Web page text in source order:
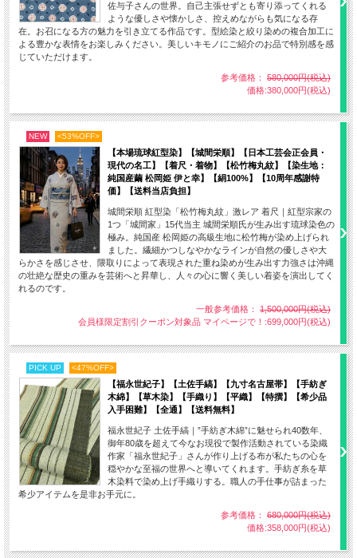
佐与子さんの世界。自己主張せずとも寄り添ってくれる
ような優しさや懐かしさ、控えめながらも気になる存
在。お召になる方の魅力を引き立てる作品です。型絵染と絞り染めの複合加工に
よる豊かな表情をお楽しみください。美しいキモノにご紹介のお品で特別感を感
じていただけます。
参考価格： 580,000円(税込)
価格:380,000円(税込)
NEW <53%OFF>
【本場琉球紅型染】【城間栄順】【日本工芸会正会員・
現代の名工】【着尺・着物】【松竹梅丸紋】【染生地：
純国産繭 松岡姫 伊と幸】【絹100%】【10周年感謝特
価】【送料当店負担】
城間栄順 紅型染「松竹梅丸紋」激レア 着尺｜紅型宗家の
1つ「城間家」15代当主 城間栄順氏が生み出す琉球染色の
極み。純国産 松岡姫の高級生地に松竹梅が染め上げられ
ました。繊細かつしなやかなラインが自然の優しさや大
らかさを感じさせ、隈取りによって表現された重ね染めが生み出す力強さは沖縄
の壮絶な歴史の重みを芸術へと昇華し、人々の心に響く美しい着姿を演出してく
れるのです。
一般参考価格： 1,500,000円(税込)
会員様限定割引クーポン対象品 マイページで！:699,000円(税込)
PICK UP <47%OFF>
【福永世紀子】【土佐手縞】【九寸名古屋帯】【手紡ぎ
木綿】【草木染】【手織り】【平織】【特撰】【希少品
入手困難】【全通】【送料無料】
福永世紀子 土佐手縞｜”手紡ぎ木綿”に魅せられ40数年、
御年80歳を超えて今なお現役で製作活動されている染織
作家「福永世紀子」さんが作り上げる布が私たちの心を
穏やかな至福の世界へと導いてくれます。手紡ぎ糸を草
木染料で染め上げ手織りする。職人の手仕事が詰まった
希少アイテムを是非お手元に。
参考価格： 680,000円(税込)
価格:358,000円(税込)